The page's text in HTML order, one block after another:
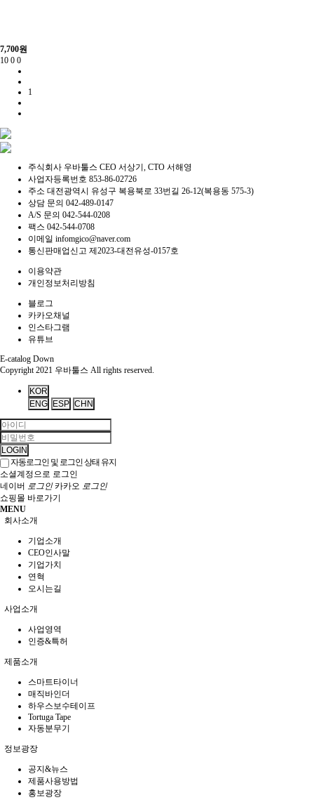
7,700원
10 0 0
1
주식회사 우바툴스 CEO 서상기, CTO 서해영
사업자등록번호 853-86-02726
주소 대전광역시 유성구 복용북로 33번길 26-12(복용동 575-3)
상담 문의 042-489-0147
A/S 문의 042-544-0208
팩스 042-544-0708
이메일 infomgico@naver.com
통신판매업신고 제2023-대전유성-0157호
이용약관
개인정보처리방침
블로그
카카오채널
인스타그램
유튜브
E-catalog Down
Copyright 2021 우바툴스 All rights reserved.
KOR
ENG ESP CHN
LOGIN
자동로그인 및 로그인 상태 유지
소셜계정으로 로그인
네이버 로그인 카카오 로그인
쇼핑몰 바로가기
MENU
회사소개
기업소개
CEO인사말
기업가치
연혁
오시는길
사업소개
사업영역
인증&특허
제품소개
스마트타이너
매직바인더
하우스보수테이프
Tortuga Tape
자동분무기
정보광장
공지&뉴스
제품사용방법
홍보광장